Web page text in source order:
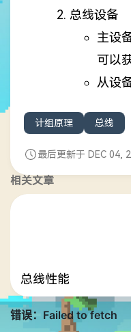
总线设备
主设
可以
从设
计组原理 总线
最后更新于 DEC 04,
相关文章
总线性能